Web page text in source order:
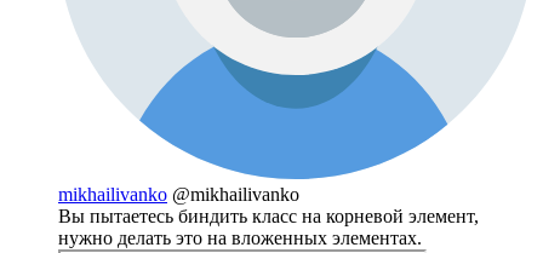
mikhailivanko @mikhailivanko
Вы пытаетесь биндить класс на корневой элемент,
нужно делать это на вложенных элементах.